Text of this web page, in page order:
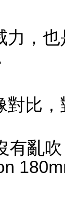
力，
對比
有亂